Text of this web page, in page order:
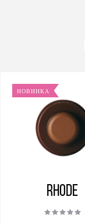
НОВИНКА
Rhode